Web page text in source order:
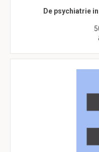
De psychiatrie